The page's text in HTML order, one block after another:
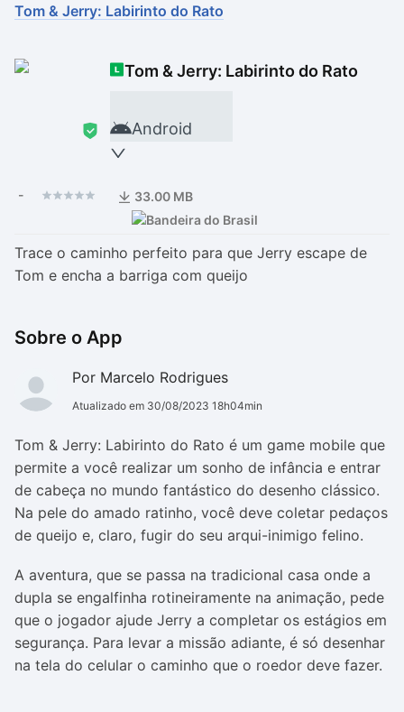
Ver mais
Ver mais
Tom & Jerry: Labirinto do Rato
Tom & Jerry: Labirinto do Rato
Android
- 33.00 MB
Trace o caminho perfeito para que Jerry escape de
Tom e encha a barriga com queijo
Sobre o App
Por Marcelo Rodrigues
Atualizado em 30/08/2023 18h04min
Tom & Jerry: Labirinto do Rato é um game mobile que
permite a você realizar um sonho de infância e entrar
de cabeça no mundo fantástico do desenho clássico.
Na pele do amado ratinho, você deve coletar pedaços
de queijo e, claro, fugir do seu arqui-inimigo felino.
A aventura, que se passa na tradicional casa onde a
dupla se engalfinha rotineiramente na animação, pede
que o jogador ajude Jerry a completar os estágios em
segurança. Para levar a missão adiante, é só desenhar
na tela do celular o caminho que o roedor deve fazer.